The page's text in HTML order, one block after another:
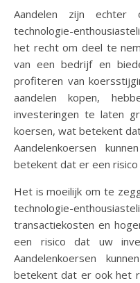
Aandelen zijn
technologie-
het recht om deel te
van een bedrijf en
profiteren van
aandelen kopen,
investeringen te laten
koersen, wat betekent
Aandelenkoersen
betekent dat er een
Het is moeilijk om te
technologie-
transactiekosten en
een risico dat uw
Aandelenkoersen
betekent dat er ook het